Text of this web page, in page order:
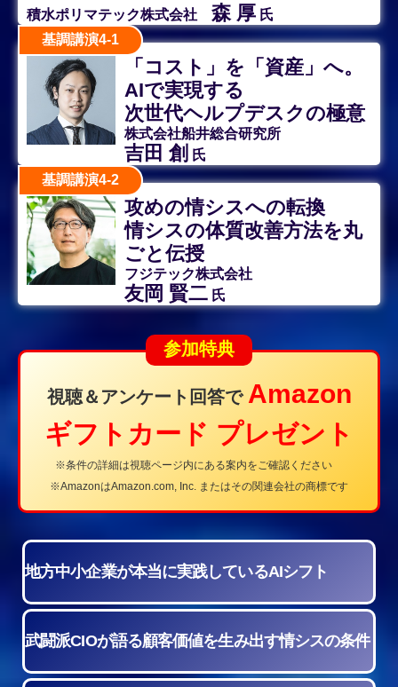
積水ポリマテック株式会社
森 厚 氏
基調講演4-1
「コスト」を「資産」へ。
AIで実現する
次世代ヘルプデスクの極意
株式会社船井総合研究所
吉田 創
氏
基調講演4-2
攻めの情シスへの転換
情シスの体質改善方法を丸
ごと伝授
フジテック株式会社
友岡 賢二 氏
参加特典
視聴＆アンケート回答で Amazon
ギフトカード プレゼント
※条件の詳細は視聴ページ内にある案内をご確認ください
※AmazonはAmazon.com, Inc. またはその関連会社の商標です
地方中小企業が本当に実践しているAIシフト
武闘派CIOが語る顧客価値を生み出す情シスの条件